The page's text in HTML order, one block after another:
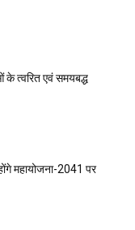
त्वरित एवं समयबद्ध
महायोजना-2041 पर